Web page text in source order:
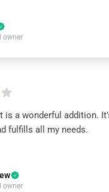
owner
is a wonderful addition.
fulfills all my needs.
owner